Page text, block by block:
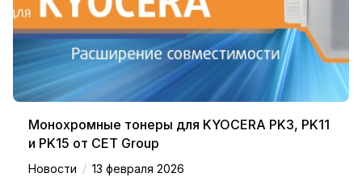
Монохромные тонеры для KYOCERA PK3, PK11
и PK15 от CET Group
Новости / 13 февраля 2026